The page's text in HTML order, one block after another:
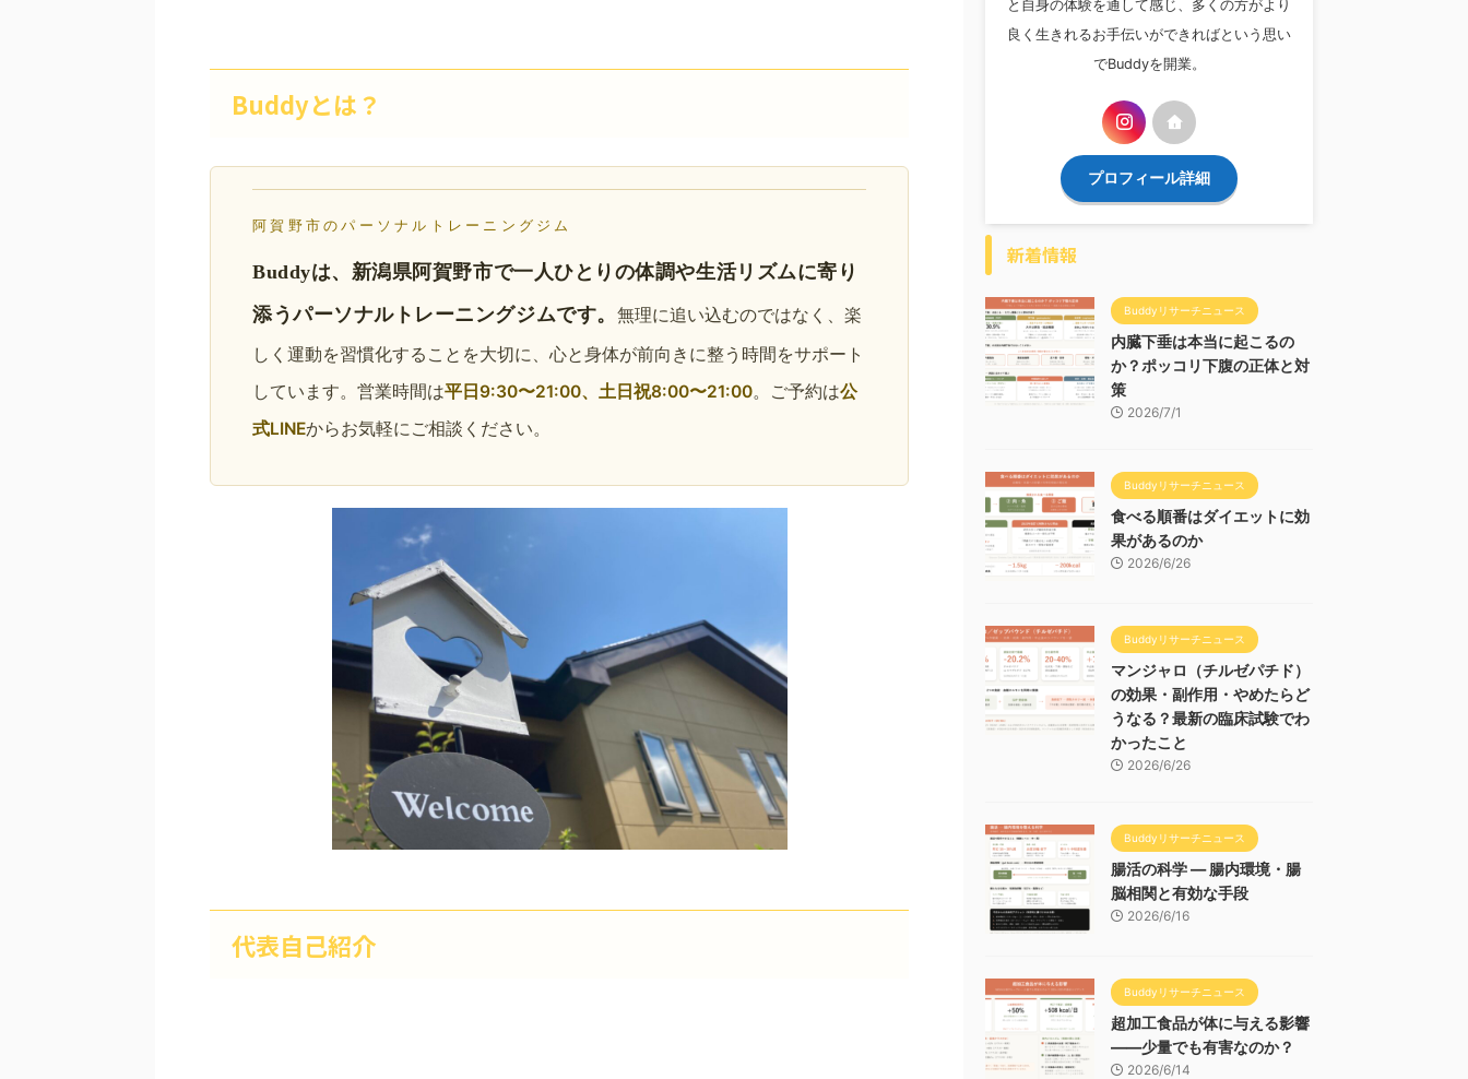
Buddyとは？
阿賀野市のパーソナルトレーニングジム
Buddyは、新潟県阿賀野市で一人ひとりの体調や生活リズムに寄り
添うパーソナルトレーニングジムです。 無理に追い込むのではなく、楽
しく運動を習慣化することを大切に、心と身体が前向きに整う時間をサポート
しています。営業時間は平日9:30〜21:00、土日祝8:00〜21:00。ご予約は公
式LINEからお気軽にご相談ください。
代表自己紹介
と自身の体験を通して感じ、多くの方がより
良く生きれるお手伝いができればという思い
でBuddyを開業。
プロフィール詳細
新着情報
Buddyリサーチニュース
内臓下垂は本当に起こるの
か？ポッコリ下腹の正体と対
策
2026/7/1
Buddyリサーチニュース
食べる順番はダイエットに効
果があるのか
2026/6/26
Buddyリサーチニュース
マンジャロ（チルゼパチド）
の効果・副作用・やめたらど
うなる？最新の臨床試験でわ
かったこと
2026/6/26
Buddyリサーチニュース
腸活の科学 — 腸内環境・腸
脳相関と有効な手段
2026/6/16
Buddyリサーチニュース
超加工食品が体に与える影響
——少量でも有害なのか？
2026/6/14